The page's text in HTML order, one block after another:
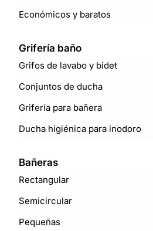
Económicos y baratos
Grifería baño
Grifos de lavabo y bidet
Conjuntos de ducha
Grifería para bañera
Ducha higiénica para inodoro
Bañeras
Rectangular
Semicircular
Pequeñas